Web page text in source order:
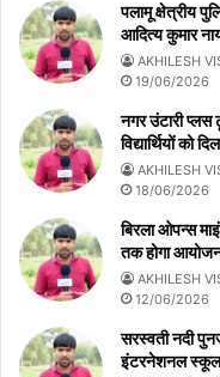
पलामू क्षेत्रीय
आदित्य कुमार
AKHILESH
19/06/2026
नगर उंटारी
विद्यार्थियों को
AKHILESH
18/06/2026
बिरला ओपन्स
तक होगा
AKHILESH
12/06/2026
सरस्वती नदी
इंटरनेशनल स्कूल